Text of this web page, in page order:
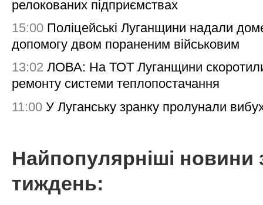
релокованих підприємствах
15:00 Поліцейські Луганщини надали
допомогу двом пораненим військовим
13:02 ЛОВА: На ТОТ Луганщини
ремонту системи теплопостачання
11:00 У Луганську зранку пролунали
Найпопулярніші новини
тиждень: